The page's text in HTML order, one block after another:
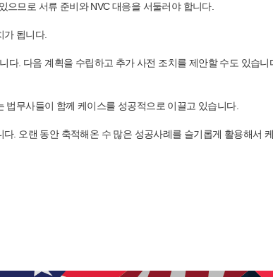
므로 서류 준비와 NVC 대응을 서둘러야 합니다.
가 됩니다.
. 다음 계획을 수립하고 추가 사전 조치를 제안할 수도 있습
무사들이 함께 케이스를 성공적으로 이끌고 있습니다.
. 오랜 동안 축적해온 수 많은 성공사례를 슬기롭게 활용해서